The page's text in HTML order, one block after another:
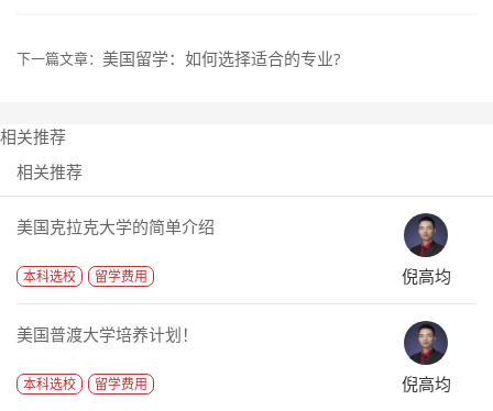
下一篇文章： 美国留学：如何选择适合的专业?
相关推荐
相关推荐
美国克拉克大学的简单介绍
本科选校 留学费用 倪高均
美国普渡大学培养计划！
本科选校 留学费用 倪高均